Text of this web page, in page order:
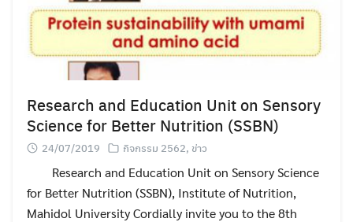
Research and Education Unit on Sensory
Science for Better Nutrition (SSBN)
24/07/2019 กิจกรรม 2562, ข่าว
Research and Education Unit on Sensory Science
for Better Nutrition (SSBN), Institute of Nutrition,
Mahidol University Cordially invite you to the 8th